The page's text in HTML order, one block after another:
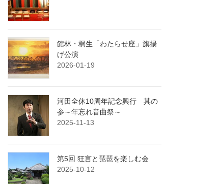
館林・桐生「わたらせ座」旗揚
げ公演
2026-01-19
河田全休10周年記念興行 其の
参～年忘れ音曲祭～
2025-11-13
第5回 狂言と琵琶を楽しむ会
2025-10-12